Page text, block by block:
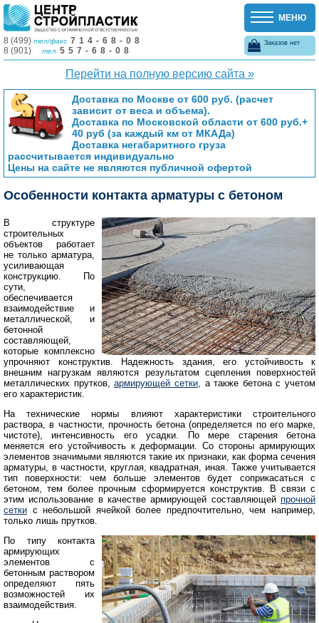
МЕНЮ
8 (499) тел/факс 714-68-08
8 (901)
тел 557-68-08
Заказов нет
Перейти на полную версию сайта »
Доставка по Москве от 600 руб. (расчет
зависит от веса и объема).
Доставка по Московской области от 600 руб.+
40 руб (за каждый км от МКАДа)
Доставка негабаритного груза
рассчитывается индивидуально
Цены на сайте не являются публичной офертой
Особенности контакта арматуры с бетоном
В структуре
строительных
объектов работает
не только арматура,
усиливающая
конструкцию. По
сути,
обеспечивается
взаимодействие и
металлической, и
бетонной
составляющей,
которые комплексно
упрочняют конструктив. Надежность здания, его устойчивость к
внешним нагрузкам являются результатом сцепления поверхностей
металлических прутков,армирующей сетки, а также бетона с учетом
его характеристик.
На технические нормы влияют характеристики строительного
раствора, в частности, прочность бетона (определяется по его марке,
чистоте), интенсивность его усадки. По мере старения бетона
меняется его устойчивость к деформации. Со стороны армирующих
элементов значимыми являются такие их признаки, как форма сечения
арматуры, в частности, круглая, квадратная, иная. Также учитывается
тип поверхности: чем больше элементов будет соприкасаться с
бетоном, тем более прочным сформируется конструктив. В связи с
этим использование в качестве армирующей составляющей прочной
сетки с небольшой ячейкой более предпочтительно, чем например,
только лишь прутков.
По типу контакта
армирующих
элементов с
бетонным раствором
определяют пять
возможностей их
взаимодействия.